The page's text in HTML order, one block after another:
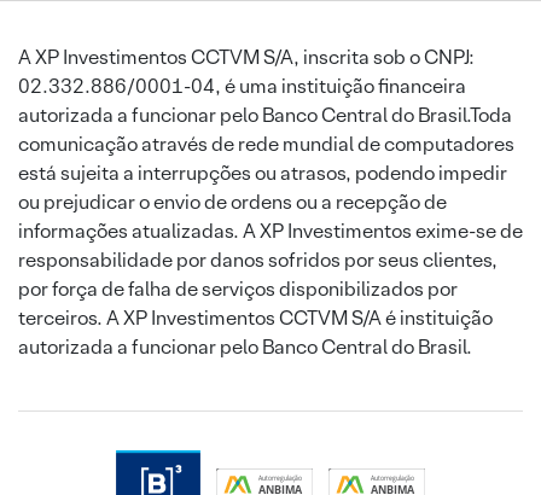
A XP Investimentos CCTVM S/A, inscrita sob o CNPJ:
02.332.886/0001-04, é uma instituição financeira
autorizada a funcionar pelo Banco Central do Brasil.Toda
comunicação através de rede mundial de computadores
está sujeita a interrupções ou atrasos, podendo impedir
ou prejudicar o envio de ordens ou a recepção de
informações atualizadas. A XP Investimentos exime-se de
responsabilidade por danos sofridos por seus clientes,
por força de falha de serviços disponibilizados por
terceiros. A XP Investimentos CCTVM S/A é instituição
autorizada a funcionar pelo Banco Central do Brasil.